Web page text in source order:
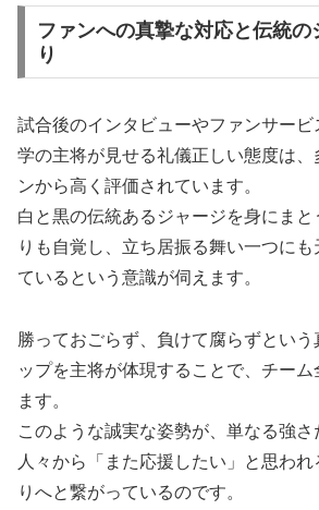
ファンへの真摯な対応と伝統の
り
試合後のインタビューやファンサー
学の主将が見せる礼儀正しい態度は
ンから高く評価されています。
白と黒の伝統あるジャージを身にまと
りも自覚し、立ち居振る舞い一つに
ているという意識が伺えます。
勝っておごらず、負けて腐らずとい
ップを主将が体現することで、チー
ます。
このような誠実な姿勢が、単なる強
人々から「また応援したい」と思わ
りへと繋がっているのです。